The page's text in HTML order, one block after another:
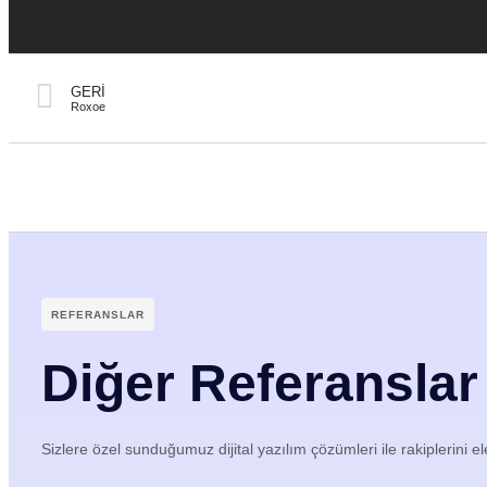
GERI
Roxoe
REFERANSLAR
Diğer Referanslar
Sizlere özel sunduğumuz dijital yazılım çözümleri ile rakiplerini